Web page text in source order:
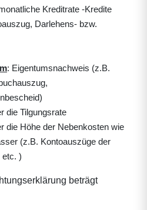
Kreditrate -Kredite
Darlehens- bzw.
: Eigentumsnachweis (z.B.
die Tilgungsrate
die Höhe der Nebenkosten wie
(z.B. Kontoauszüge der
etc. )
beträgt